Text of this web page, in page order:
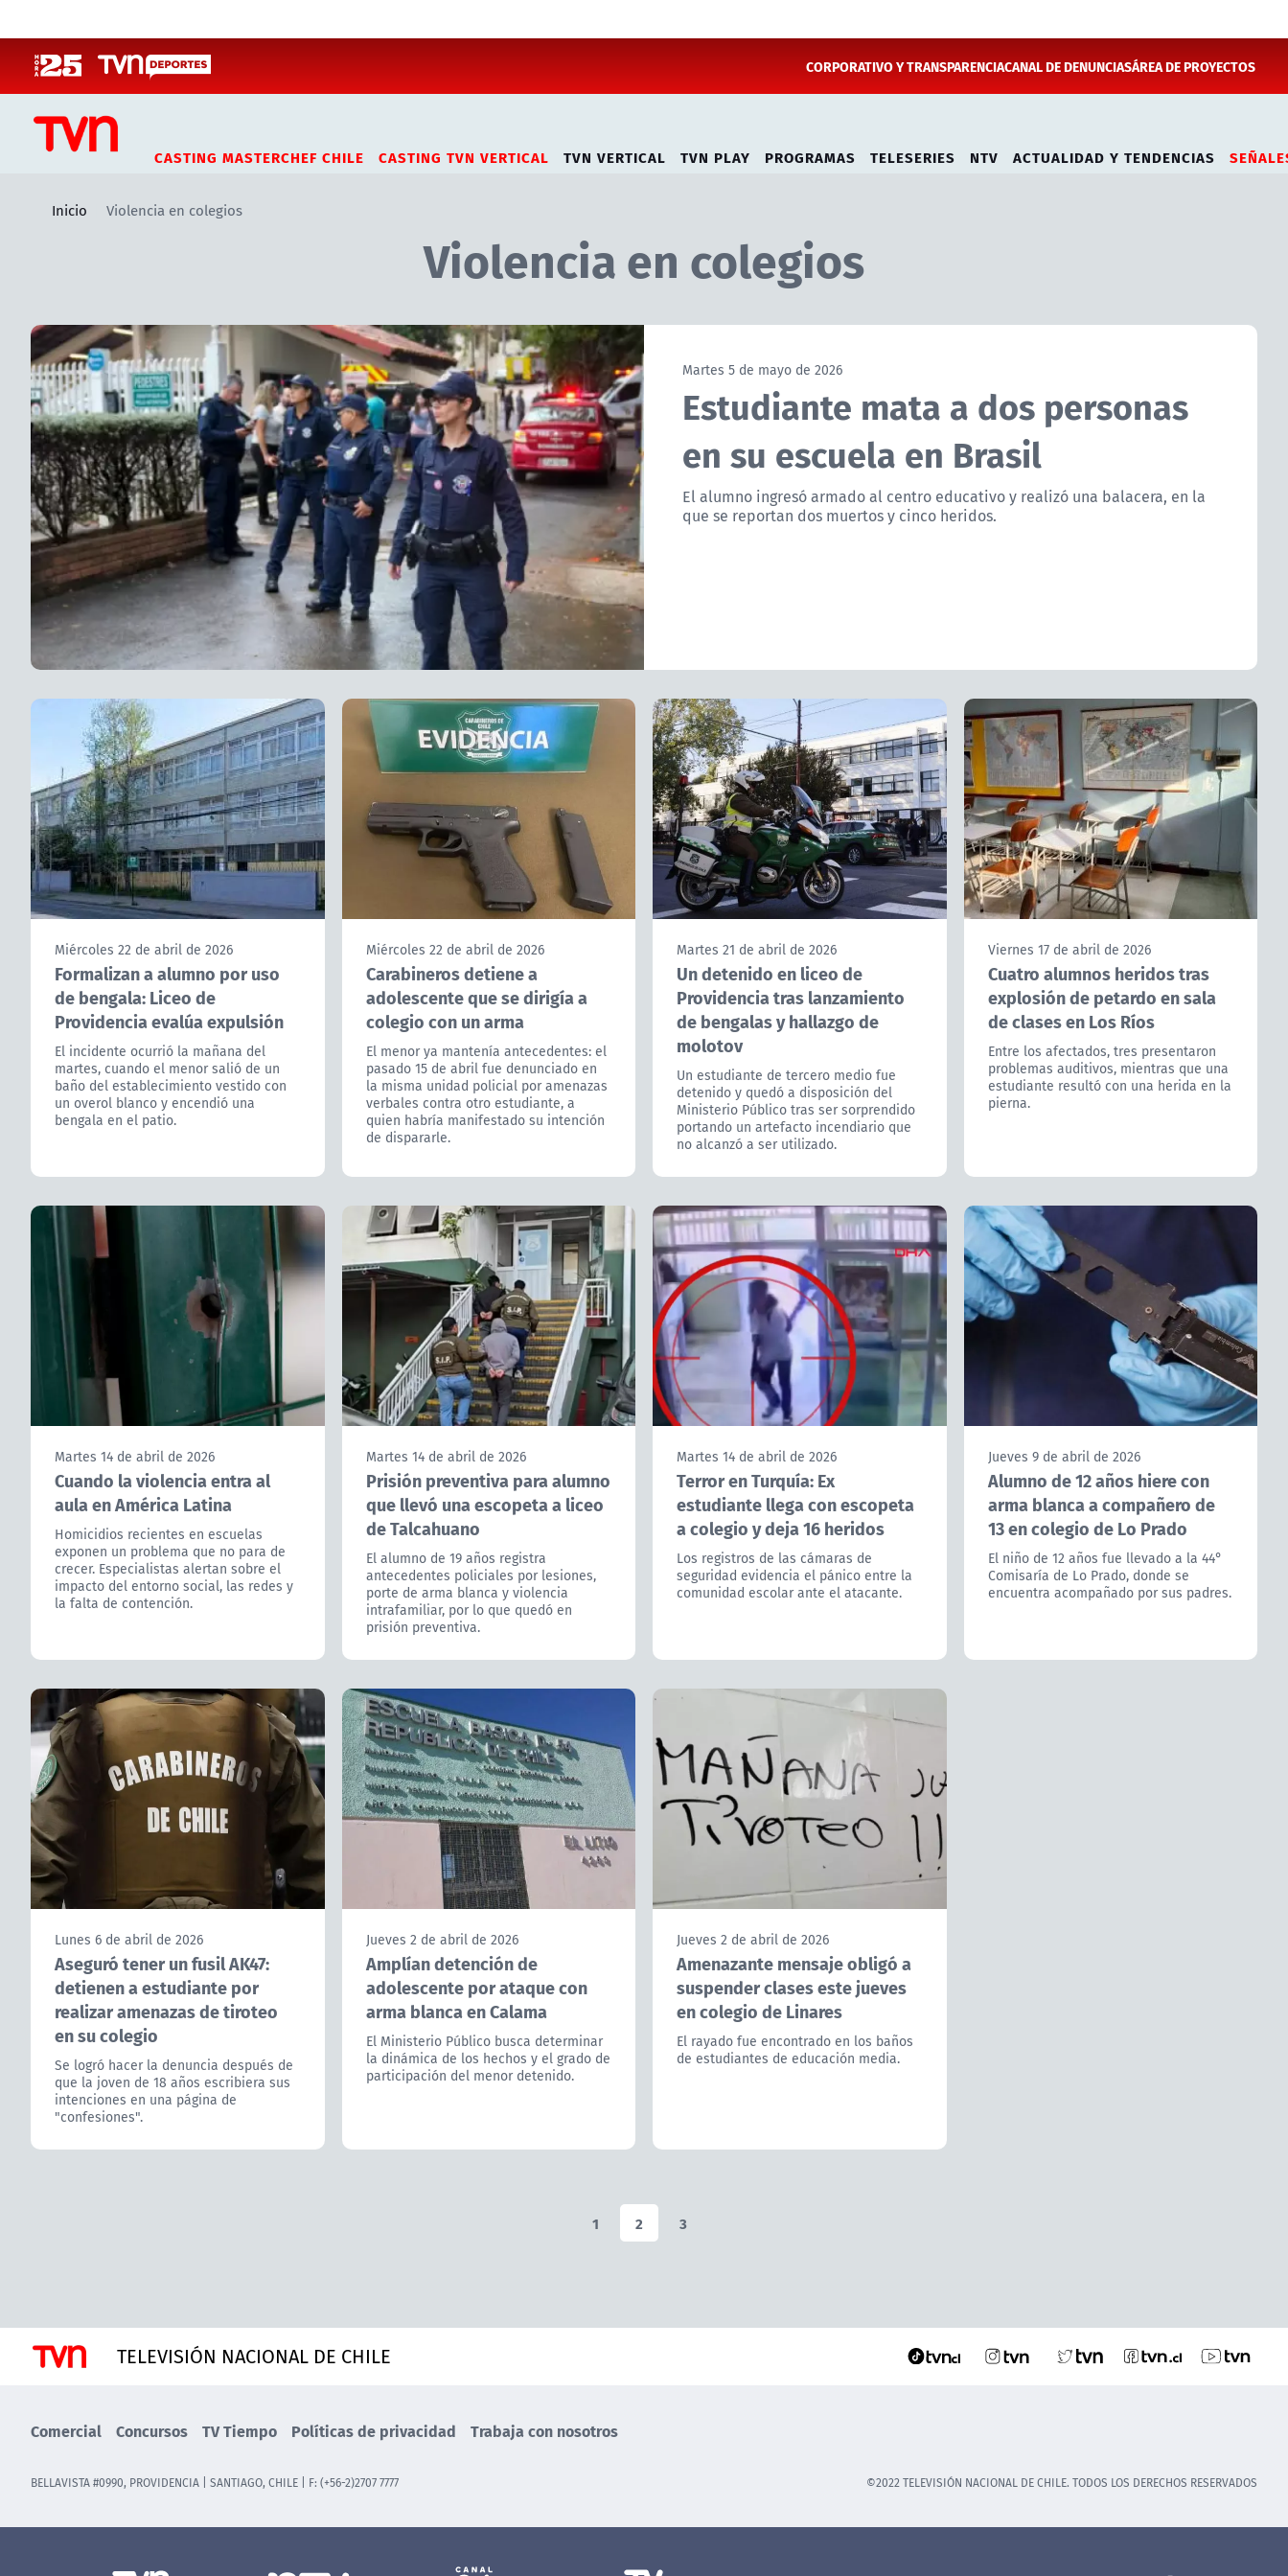
CORPORATIVO Y TRANSPARENCIACANAL DE DENUNCIASÁREA DE PROYECTOS
CASTING MASTERCHEF CHILE CASTING TVN VERTICAL TVN VERTICAL TVN PLAY PROGRAMAS TELESERIES NTV ACTUALIDAD Y TENDENCIAS
Inicio Violencia en colegios
Violencia en colegios
Artículos relacionados con Violencia en colegios
Martes 5 de mayo de 2026
Estudiante mata a dos personas
en su escuela en Brasil
El alumno ingresó armado al centro educativo y realizó una balacera, en la
que se reportan dos muertos y cinco heridos.
Miércoles 22 de abril de 2026
Formalizan a alumno por uso
de bengala: Liceo de
Providencia evalúa expulsión
El incidente ocurrió la mañana del
martes, cuando el menor salió de un
baño del establecimiento vestido con
un overol blanco y encendió una
bengala en el patio.
Miércoles 22 de abril de 2026
Carabineros detiene a
adolescente que se dirigía a
colegio con un arma
El menor ya mantenía antecedentes: el
pasado 15 de abril fue denunciado en
la misma unidad policial por amenazas
verbales contra otro estudiante, a
quien habría manifestado su intención
de dispararle.
Martes 21 de abril de 2026
Un detenido en liceo de
Providencia tras lanzamiento
de bengalas y hallazgo de
molotov
Un estudiante de tercero medio fue
detenido y quedó a disposición del
Ministerio Público tras ser sorprendido
portando un artefacto incendiario que
no alcanzó a ser utilizado.
Viernes 17 de abril de 2026
Cuatro alumnos heridos tras
explosión de petardo en sala
de clases en Los Ríos
Entre los afectados, tres presentaron
problemas auditivos, mientras que una
estudiante resultó con una herida en la
pierna.
Martes 14 de abril de 2026
Cuando la violencia entra al
aula en América Latina
Homicidios recientes en escuelas
exponen un problema que no para de
crecer. Especialistas alertan sobre el
impacto del entorno social, las redes y
la falta de contención.
Martes 14 de abril de 2026
Prisión preventiva para alumno
que llevó una escopeta a liceo
de Talcahuano
El alumno de 19 años registra
antecedentes policiales por lesiones,
porte de arma blanca y violencia
intrafamiliar, por lo que quedó en
prisión preventiva.
Martes 14 de abril de 2026
Terror en Turquía: Ex
estudiante llega con escopeta
a colegio y deja 16 heridos
Los registros de las cámaras de
seguridad evidencia el pánico entre la
comunidad escolar ante el atacante.
Jueves 9 de abril de 2026
Alumno de 12 años hiere con
arma blanca a compañero de
13 en colegio de Lo Prado
El niño de 12 años fue llevado a la 44°
Comisaría de Lo Prado, donde se
encuentra acompañado por sus padres.
Lunes 6 de abril de 2026
Aseguró tener un fusil AK47:
detienen a estudiante por
realizar amenazas de tiroteo
en su colegio
Se logró hacer la denuncia después de
que la joven de 18 años escribiera sus
intenciones en una página de
"confesiones".
Jueves 2 de abril de 2026
Amplían detención de
adolescente por ataque con
arma blanca en Calama
El Ministerio Público busca determinar
la dinámica de los hechos y el grado de
participación del menor detenido.
Jueves 2 de abril de 2026
Amenazante mensaje obligó a
suspender clases este jueves
en colegio de Linares
El rayado fue encontrado en los baños
de estudiantes de educación media.
1 2 3
TELEVISIÓN NACIONAL DE CHILE
Comercial Concursos TV Tiempo Políticas de privacidad Trabaja con nosotros
BELLAVISTA #0990, PROVIDENCIA | SANTIAGO, CHILE | F: (+56-2)2707 7777 ©2022 TELEVISIÓN NACIONAL DE CHILE. TODOS LOS DERECHOS RESERVADOS